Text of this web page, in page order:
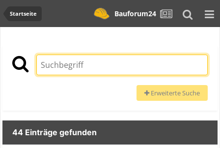
Startseite Bauforum24
Erweiterte Suche
44 Einträge gefunden